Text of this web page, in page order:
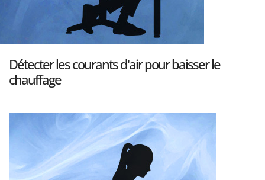
Détecter les courants d'air pour baisser le
chauffage